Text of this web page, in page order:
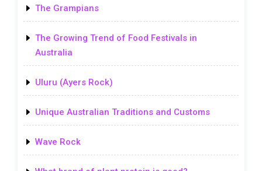
The Grampians
The Growing Trend of Food Festivals in
Australia
Uluru (Ayers Rock)
Unique Australian Traditions and Customs
Wave Rock